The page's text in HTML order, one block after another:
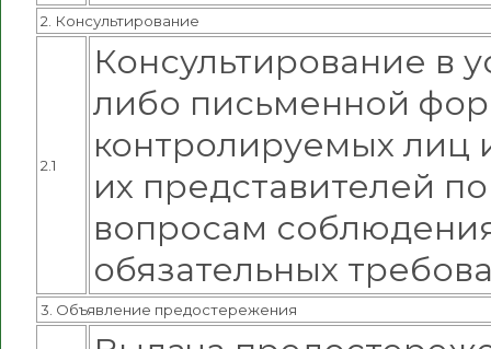
2. Консультирование
2.1
Консультирование в
либо письменной
контролируемых лиц
их представителей по
вопросам
обязательных
3. Объявление предостережения